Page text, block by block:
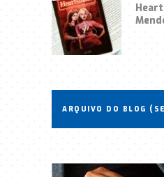
ARQUIVO DO BLOG